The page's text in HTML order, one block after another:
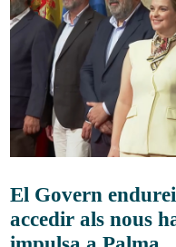
El Govern
accedir als nous